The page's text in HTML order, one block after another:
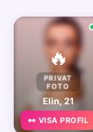
🔥
PRIVAT
FOTO
Elin, 21
👀 VISA PROFIL